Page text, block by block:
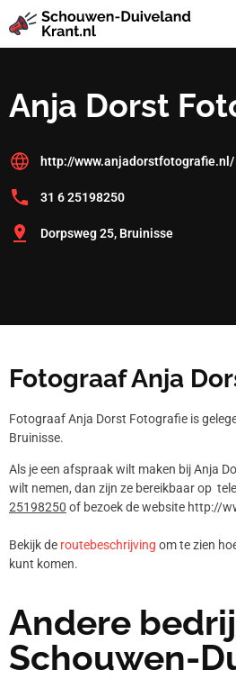
Anja Dorst
http://www.anjadorstfotografie.nl/
31 6 25198250
Dorpsweg 25, Bruinisse
Fotograaf Anja
Fotograaf Anja Dorst Fotografie is
Bruinisse.
Als je een afspraak wilt maken bij Anja
wilt nemen, dan zijn ze bereikbaar op
25198250 of bezoek de website http://
Bekijk de routebeschrijving om te zien
kunt komen.
Andere
Schouwen-